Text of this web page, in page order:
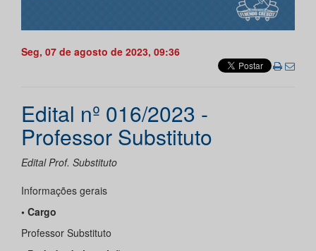
Seg, 07 de agosto de 2023, 09:36
Edital nº 016/2023 -
Professor Substituto
Edital Prof. Substituto
Informações gerais
• Cargo
Professor Substituto